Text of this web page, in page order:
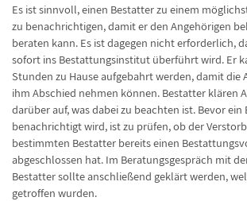
Es ist sinnvoll, einen Bestatter zu einem
zu benachrichtigen, damit er den Angehörigen
beraten kann. Es ist dagegen nicht erforderlich,
sofort ins Bestattungsinstitut überführt wird. Er
Stunden zu Hause aufgebahrt werden, damit die
ihm Abschied nehmen können. Bestatter klären
darüber auf, was dabei zu beachten ist. Bevor ein
benachrichtigt wird, ist zu prüfen, ob der
bestimmten Bestatter bereits einen
abgeschlossen hat. Im Beratungsgespräch mit
Bestatter sollte anschließend geklärt werden,
getroffen wurden.